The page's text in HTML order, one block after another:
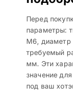
Перед
параметры:
M6, диаметр
требуемый
мм. Эти
значение
под ваш